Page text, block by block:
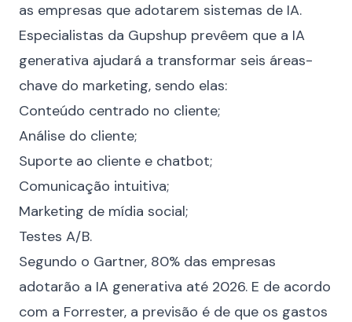
as empresas que adotarem sistemas de IA.
Especialistas da Gupshup prevêem que a IA
generativa ajudará a transformar seis áreas-
chave do marketing, sendo elas:
Conteúdo centrado no cliente;
Análise do cliente;
Suporte ao cliente e chatbot;
Comunicação intuitiva;
Marketing de mídia social;
Testes A/B.
Segundo o Gartner, 80% das empresas
adotarão a IA generativa até 2026. E de acordo
com a Forrester, a previsão é de que os gastos